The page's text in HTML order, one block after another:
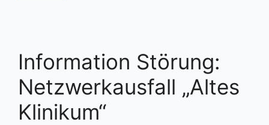
Information Störung:
Netzwerkausfall „Altes
Klinikum“